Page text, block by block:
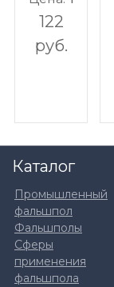
122
руб.
Каталог
Промышленный
фальшпол
Фальшполы
Сферы
применения
фальшпола